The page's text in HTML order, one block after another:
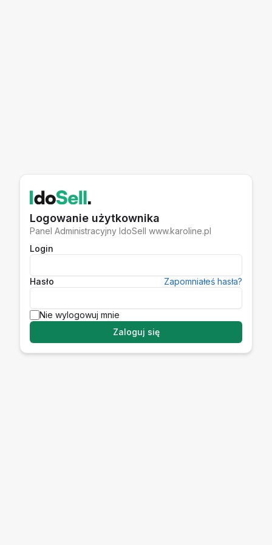
Logowanie użytkownika
Panel Administracyjny IdoSell www.karoline.pl
Login
Hasło Zapomniałeś hasła?
Nie wylogowuj mnie
Zaloguj się